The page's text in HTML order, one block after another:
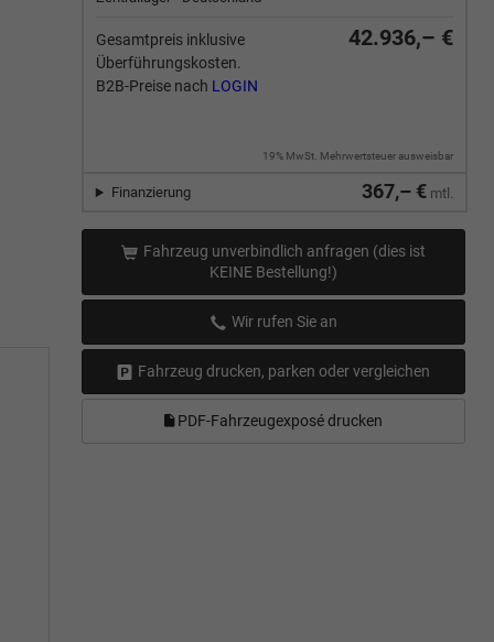
Gesamtpreis inklusive
Überführungskosten.
B2B-Preise nach LOGIN
42.936,– €
19% MwSt. Mehrwertsteuer ausweisbar
367,– € mtl.
Finanzierung
Fahrzeug unverbindlich anfragen (dies ist
KEINE Bestellung!)
Wir rufen Sie an
Fahrzeug drucken, parken oder vergleichen
PDF-Fahrzeugexposé drucken